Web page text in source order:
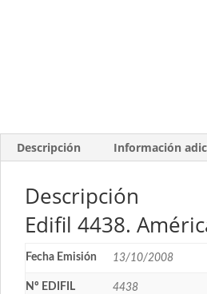
Descripción Información
Descripción
Edifil 4438.
Fecha Emisión 13/10/2008
Nº EDIFIL 4438